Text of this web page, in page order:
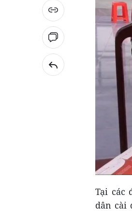
Tại các
dân cài